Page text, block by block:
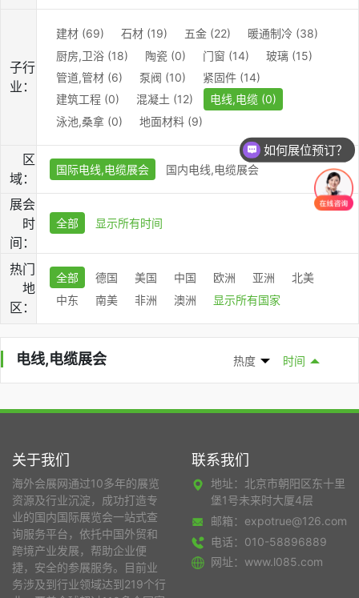
子行
业：
建材 (69) 石材 (19) 五金 (22)
暖通制冷 (38)
厨房,卫浴 (18)
陶瓷 (0) 门窗 (14)
玻璃 (15)
管道,管材 (6)
泵阀 (10)
紧固件 (14)
建筑工程 (0)
混凝土 (12)
电线,电缆 (0)
泳池,桑拿 (0)
地面材料 (9)
区
域：
国际电线,电缆展会 国内电线,电缆展会
展会
时
间：
全部 显示所有时间
热门
地
区：
全部 德国 美国 中国 欧洲 亚洲
北美
中东
南美 非洲 澳洲 显示所有国家
电线,电缆展会 热度 时间
关于我们
海外会展网通过10多年的展览
资源及行业沉淀，成功打造专
业的国内国际展览会一站式查
询服务平台，依托中国外贸和
跨境产业发展，帮助企业便
捷，安全的参展服务。目前业
务涉及到行业领域达到219个行
联系我们
地址：北京市朝阳区东十里
堡1号未来时大厦4层
邮箱：expotrue@126.com
电话：010-58896889
网址：www.l085.com
如何展位预订？